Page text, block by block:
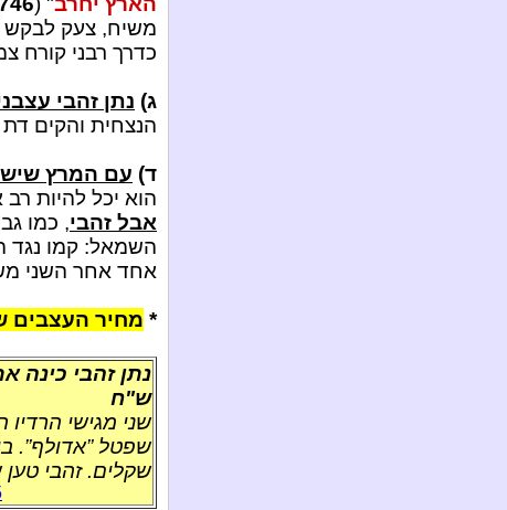
משיח, צעק לבקש
כדרך רבני קורח
ג) נתן זהבי
הנצחית והקים
ד) עם המרץ שיש
הוא יכל להיות
אבל זהבי, כמו
השמאל: קמו נגד
אחד אחר השני
* מחיר העצבים
ש"ח
שני מגישי
שקלים. זהבי טען